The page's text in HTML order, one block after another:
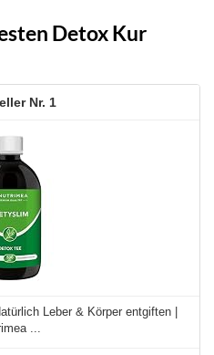
Detox Kur
1
Leber & Körper entgiften |
...